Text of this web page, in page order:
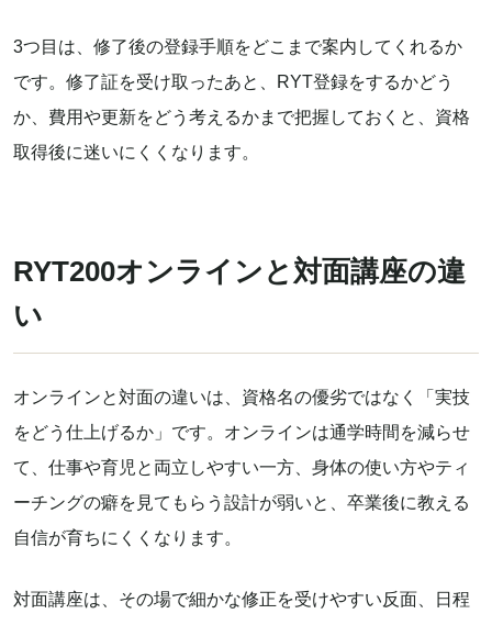
3つ目は、修了後の登録手順をどこまで案内してくれるか
です。修了証を受け取ったあと、RYT登録をするかどう
か、費用や更新をどう考えるかまで把握しておくと、資格
取得後に迷いにくくなります。
RYT200オンラインと対面講座の違
い
オンラインと対面の違いは、資格名の優劣ではなく「実技
をどう仕上げるか」です。オンラインは通学時間を減らせ
て、仕事や育児と両立しやすい一方、身体の使い方やティ
ーチングの癖を見てもらう設計が弱いと、卒業後に教える
自信が育ちにくくなります。
対面講座は、その場で細かな修正を受けやすい反面、日程